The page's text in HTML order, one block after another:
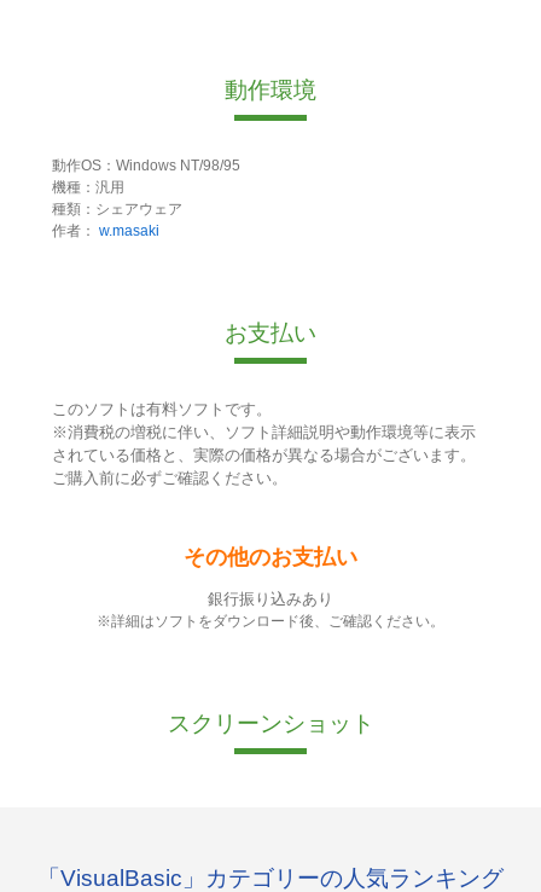
動作環境
動作OS：Windows NT/98/95
機種：汎用
種類：シェアウェア
作者： w.masaki
お支払い
このソフトは有料ソフトです。
※消費税の増税に伴い、ソフト詳細説明や動作環境等に表示
されている価格と、実際の価格が異なる場合がございます。
ご購入前に必ずご確認ください。
その他のお支払い
銀行振り込みあり
※詳細はソフトをダウンロード後、ご確認ください。
スクリーンショット
「VisualBasic」カテゴリーの人気ランキング